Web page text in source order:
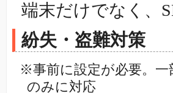
端末だけでなく、
紛失・盗難対策
※事前に設定が必要。一
のみに対応